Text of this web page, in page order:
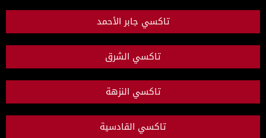
تاكسي جابر الأحمد
تاكسي الشرق
تاكسي النزهة
تاكسي القادسية